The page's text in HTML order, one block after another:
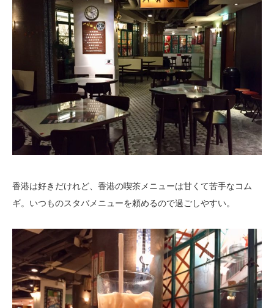
香港は好きだけれど、香港の喫茶メニューは甘くて苦手なコム
ギ。いつものスタバメニューを頼めるので過ごしやすい。